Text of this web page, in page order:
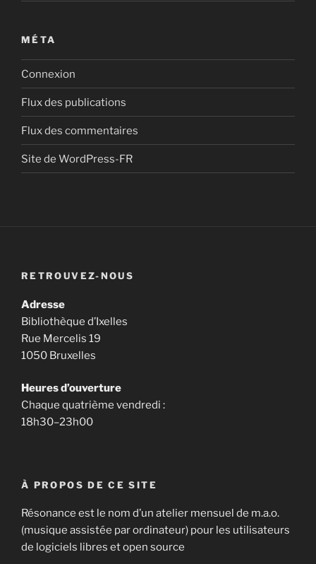
MÉTA
Connexion
Flux des publications
Flux des commentaires
Site de WordPress-FR
RETROUVEZ-NOUS
Adresse
Bibliothèque d’Ixelles
Rue Mercelis 19
1050 Bruxelles
Heures d’ouverture
Chaque quatrième vendredi :
18h30–23h00
À PROPOS DE CE SITE
Résonance est le nom d’un atelier mensuel de m.a.o.
(musique assistée par ordinateur) pour les utilisateurs
de logiciels libres et open source